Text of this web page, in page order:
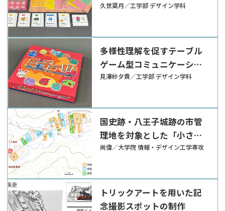
ーム『きゅうしょくとうば
久世葉月／工学部 デザイン学科
多様性理解を促すテーブル
ゲーム型コミュニケーショ
ンツール『ミーチュー!! ワ
フレンズ大作戦』
見澤紗夕貴／工学部 デザイン学科
国史跡・八王子城跡の市管
理地を対象とした「小さな
拠点」化構想と環境整備
尚偉／大学院 情報・デザイン工学専攻
トリックアートを用いた記
念撮影スポットの制作